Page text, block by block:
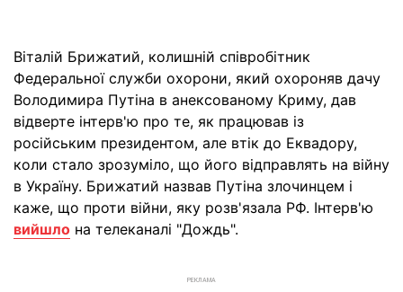
Віталій Брижатий, колишній співробітник
Федеральної служби охорони, який охороняв дачу
Володимира Путіна в анексованому Криму, дав
відверте інтерв'ю про те, як працював із
російським президентом, але втік до Еквадору,
коли стало зрозуміло, що його відправлять на війну
в Україну. Брижатий назвав Путіна злочинцем і
каже, що проти війни, яку розв'язала РФ. Інтерв'ю
вийшло на телеканалі "Дождь".
РЕКЛАМА